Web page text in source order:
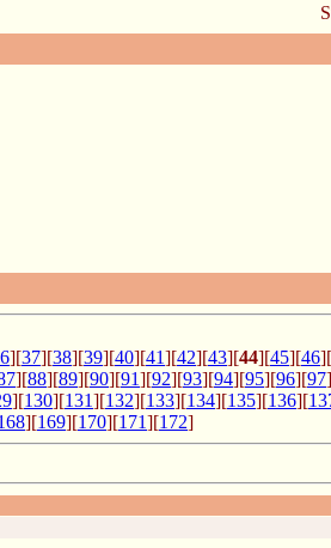
][37][38][39][40][41][42][43][44][45][46][
][88][89][90][91][92][93][94][95][96][97
][130][131][132][133][134][135][136][
][169][170][171][172]